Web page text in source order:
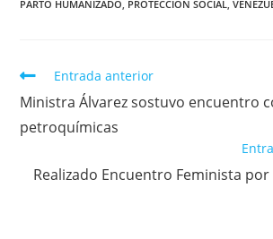
PARTO HUMANIZADO PROTECCIÓN SOCIAL
Entrada anterior
Ministra Álvarez sostuvo encuentro
petroquímicas
Realizado Encuentro Feminista